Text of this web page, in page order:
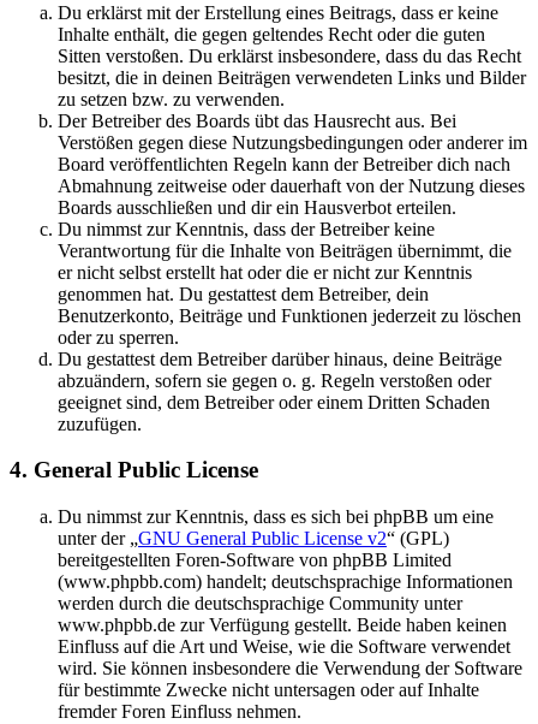
Du erklärst mit der Erstellung eines Beitrags, dass er keine
Inhalte enthält, die gegen geltendes Recht oder die guten
Sitten verstoßen. Du erklärst insbesondere, dass du das Recht
besitzt, die in deinen Beiträgen verwendeten Links und Bilder
zu setzen bzw. zu verwenden.
Der Betreiber des Boards übt das Hausrecht aus. Bei
Verstößen gegen diese Nutzungsbedingungen oder anderer im
Board veröffentlichten Regeln kann der Betreiber dich nach
Abmahnung zeitweise oder dauerhaft von der Nutzung dieses
Boards ausschließen und dir ein Hausverbot erteilen.
Du nimmst zur Kenntnis, dass der Betreiber keine
Verantwortung für die Inhalte von Beiträgen übernimmt, die
er nicht selbst erstellt hat oder die er nicht zur Kenntnis
genommen hat. Du gestattest dem Betreiber, dein
Benutzerkonto, Beiträge und Funktionen jederzeit zu löschen
oder zu sperren.
Du gestattest dem Betreiber darüber hinaus, deine Beiträge
abzuändern, sofern sie gegen o. g. Regeln verstoßen oder
geeignet sind, dem Betreiber oder einem Dritten Schaden
zuzufügen.
4. General Public License
Du nimmst zur Kenntnis, dass es sich bei phpBB um eine
unter der „GNU General Public License v2“ (GPL)
bereitgestellten Foren-Software von phpBB Limited
(www.phpbb.com) handelt; deutschsprachige Informationen
werden durch die deutschsprachige Community unter
www.phpbb.de zur Verfügung gestellt. Beide haben keinen
Einfluss auf die Art und Weise, wie die Software verwendet
wird. Sie können insbesondere die Verwendung der Software
für bestimmte Zwecke nicht untersagen oder auf Inhalte
fremder Foren Einfluss nehmen.